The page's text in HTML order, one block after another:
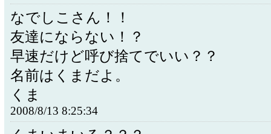
なでしこさん！！
友達にならない！？
早速だけど呼び捨てでいい？？
名前はくまだよ。
くま
2008/8/13 8:25:34